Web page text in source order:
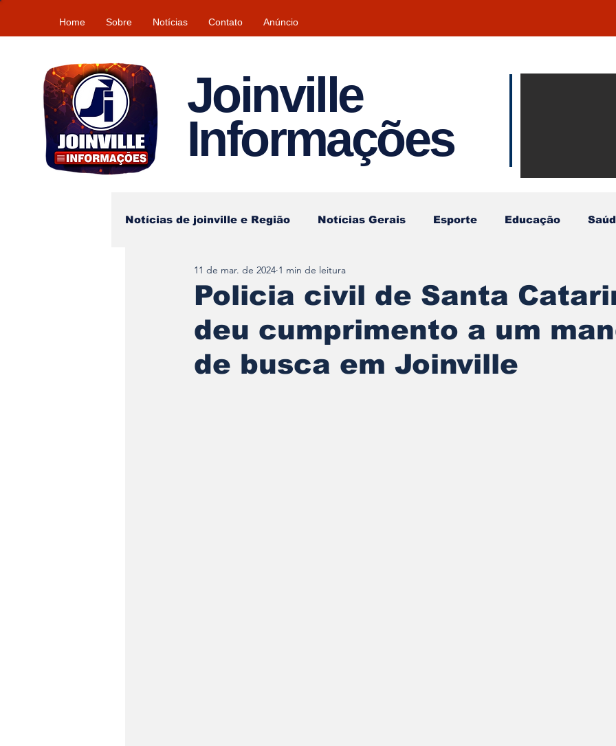
Home Sobre Notícias Contato Anúncio
Joinville
Informações
Notícias de joinville e Região Notícias Gerais Esporte Educação
Tempo\clima
Policia civil de Santa
deu cumprimento a um
de busca em Joinville
11 de mar. de 2024 1 min de leitura